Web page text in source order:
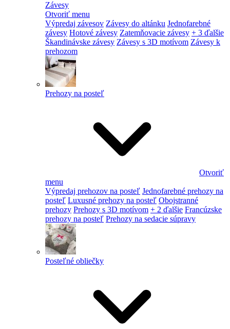
Závesy
Otvoriť menu
Výpredaj závesov Závesy do altánku Jednofarebné
závesy Hotové závesy Zatemňovacie závesy + 3 ďalšie
Škandinávske závesy Závesy s 3D motívom Závesy k
prehozom
Prehozy na posteľ
Otvoriť
menu
Výpredaj prehozov na posteľ Jednofarebné prehozy na
posteľ Luxusné prehozy na posteľ Obojstranné
prehozy Prehozy s 3D motívom + 2 ďalšie Francúzske
prehozy na posteľ Prehozy na sedacie súpravy
Posteľné obliečky